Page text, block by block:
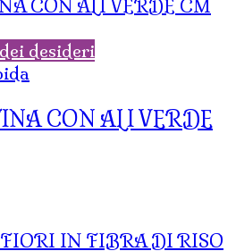
desideri
CON ALI VERDE